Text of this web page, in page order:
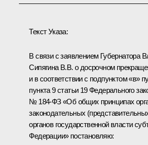
Текст Указа:
В связи с заявлением Губернатора
Сипягина В.В. о досрочном
и в соответствии с подпунктом «в»
пункта 9 статьи 19 Федерального
№ 184-ФЗ «Об общих принципах
законодательных
органов государственной власти
Федерации» постановляю: